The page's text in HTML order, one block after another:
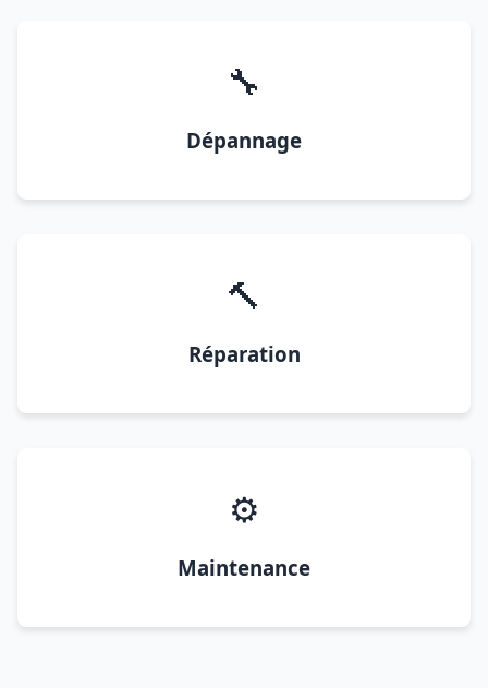
🔧
Dépannage
🔨
Réparation
⚙️
Maintenance